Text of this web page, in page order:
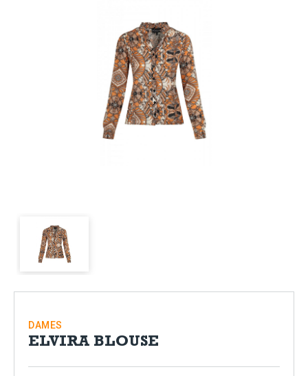
DAMES
ELVIRA BLOUSE